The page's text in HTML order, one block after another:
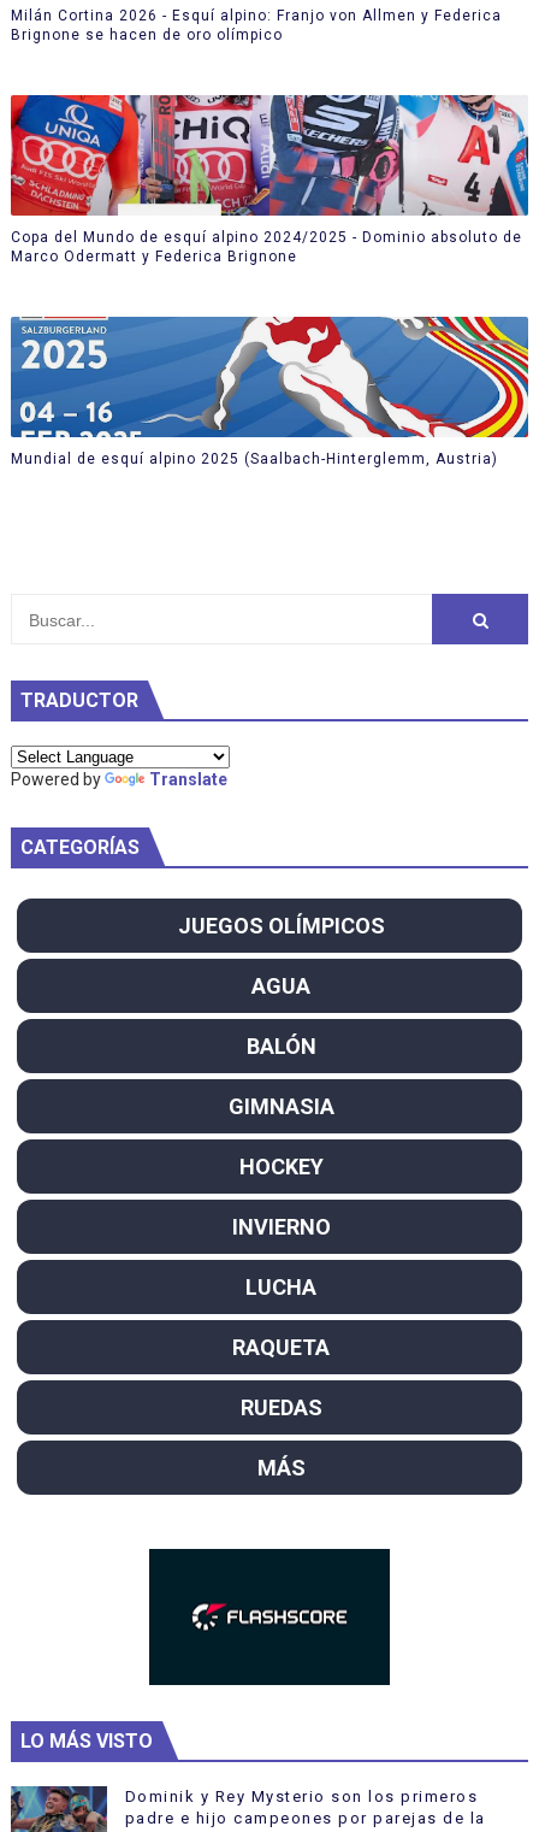
Milán Cortina 2026 - Esquí alpino: Franjo von Allmen y Federica
Brignone se hacen de oro olímpico
Copa del Mundo de esquí alpino 2024/2025 - Dominio absoluto de
Marco Odermatt y Federica Brignone
Mundial de esquí alpino 2025 (Saalbach-Hinterglemm, Austria)
TRADUCTOR
Powered by Translate
CATEGORÍAS
JUEGOS OLÍMPICOS
AGUA
BALÓN
GIMNASIA
HOCKEY
INVIERNO
LUCHA
RAQUETA
RUEDAS
MÁS
LO MÁS VISTO
Dominik y Rey Mysterio son los primeros
padre e hijo campeones por parejas de la